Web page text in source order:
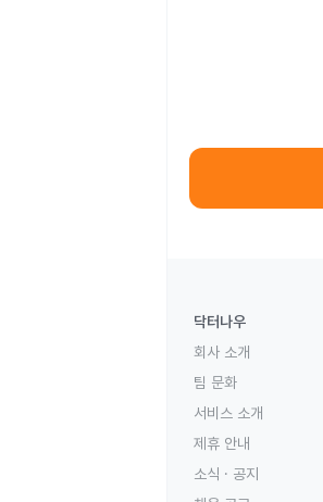
닥터나우
회사 소개
팀 문화
서비스 소개
제휴 안내
소식 · 공지